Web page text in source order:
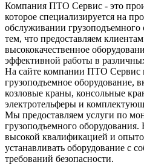
Компания ПТО Сервис - это
которое специализируется на
обслуживании
тем, что предоставляем
высококачественное
эффективной работы в
На сайте компании ПТО Сервис
грузоподъемное оборудование,
козловые краны, консольные
электротельферы и
Мы предоставляем услуги по
грузоподъемного
высокой квалификацией и
устанавливать оборудование с
требований безопасности.